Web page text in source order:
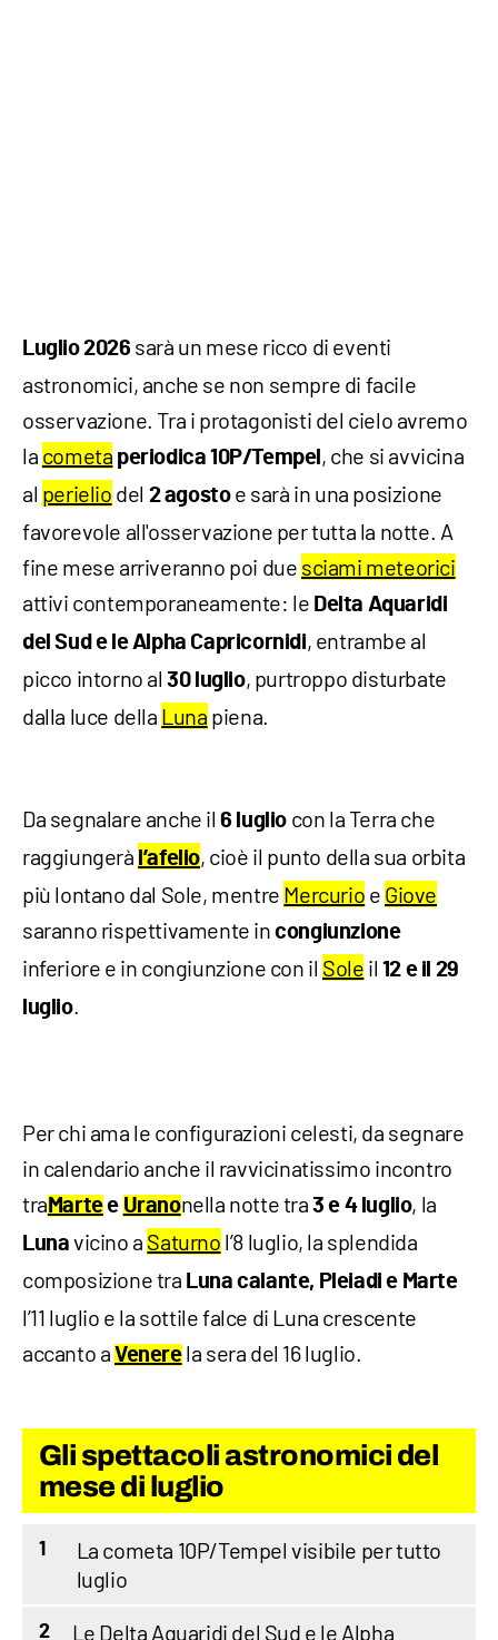
Luglio 2026 sarà un mese ricco di eventi
astronomici, anche se non sempre di facile
osservazione. Tra i protagonisti del cielo avremo
la cometa periodica 10P/Tempel , che si avvicina
al perielio del 2 agostoe sarà in una posizione
favorevole all'osservazione per tutta la notte. A
fine mese arriveranno poi due sciami meteorici
attivi contemporaneamente: le Delta Aquaridi
del Sud e le Alpha Capricornidi, entrambe al
picco intorno al 30 luglio, purtroppo disturbate
dalla luce della Luna piena.
Da segnalare anche il6 luglio con la Terra che
raggiungerà l’afelio, cioè il punto della sua orbita
più lontano dal Sole, mentre Mercurio e Giove
saranno rispettivamente incongiunzione
inferiore e in congiunzione con il Sole il 12 e il 29
luglio.
Per chi ama le configurazioni celesti, da segnare
in calendario anche il ravvicinatissimo incontro
tra Martee Uranonella notte tra3 e 4 luglio, la
Luna vicino a Saturno l’8 luglio, la splendida
composizione tra Luna calante, Pleiadi e Marte
l’11 luglio e la sottile falce di Luna crescente
accanto a Venerela sera del 16 luglio.
Gli spettacoli astronomici del
mese di luglio
1
La cometa 10P/Tempel visibile per tutto
luglio
2
Le Delta Aquaridi del Sud e le Alpha